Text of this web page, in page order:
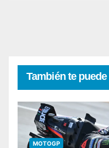
También te
MOTOGP